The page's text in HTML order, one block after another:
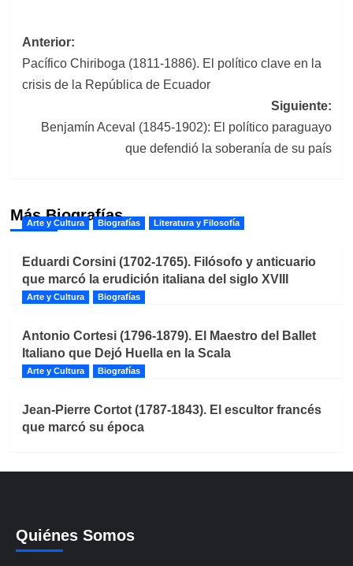
Navegación
de
entradas
Anterior:
Pacífico Chiriboga (1811-1886). El político clave en la
crisis de la República de Ecuador
Siguiente:
Benjamín Aceval (1845-1902): El político paraguayo
que defendió la soberanía de su país
Más Biografías
Arte y Cultura Biografías Literatura y Filosofía
Eduardi Corsini (1702-1765). Filósofo y anticuario
que marcó la erudición italiana del siglo XVIII
Arte y Cultura Biografías
Antonio Cortesi (1796-1879). El Maestro del Ballet
Italiano que Dejó Huella en la Scala
Arte y Cultura Biografías
Jean-Pierre Cortot (1787-1843). El escultor francés
que marcó su época
Quiénes Somos